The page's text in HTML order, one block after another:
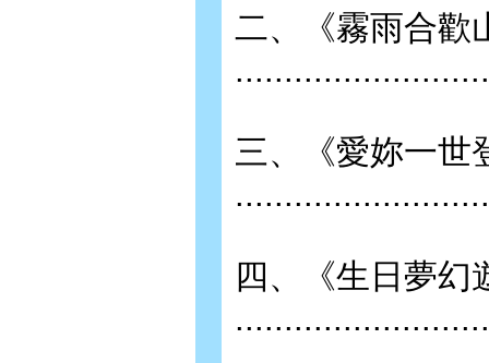
二、《霧雨合歡
三、《愛妳一世
四、《生日夢幻